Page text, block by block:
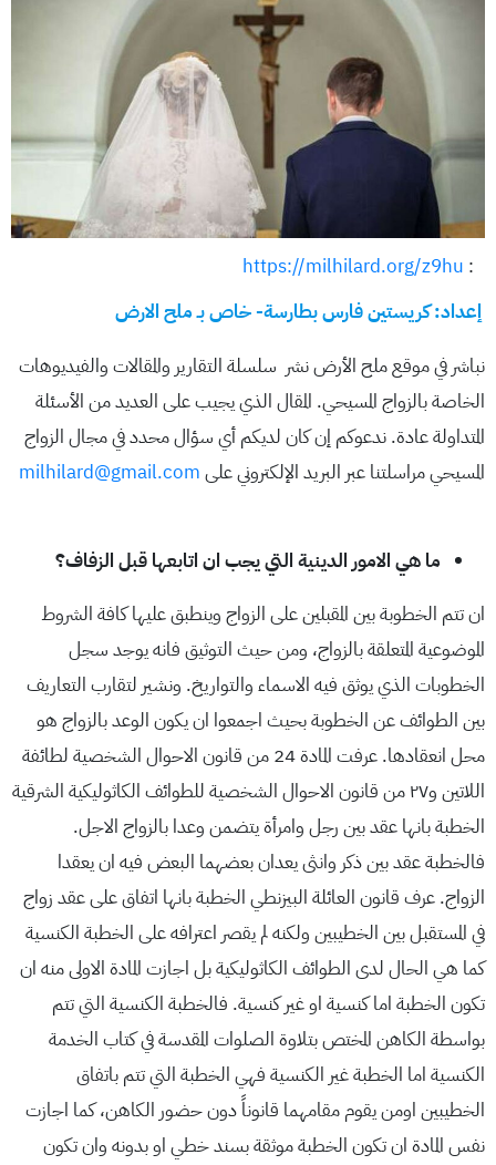
:
https://milhilard.org/z9hu
إعداد: كريستين فارس بطارسة- خاص بـ ملح الارض
نباشر في موقع ملح الأرض نشر سلسلة التقارير والمقالات والفيديوهات
الخاصة بالزواج المسيحي. المقال الذي يجيب على العديد من الأسئلة
المتداولة عادة. ندعوكم إن كان لديكم أي سؤال محدد في مجال الزواج
المسيحي مراسلتنا عبر البريد الإلكتروني على milhilard@gmail.com
ما هي الامور الدينية التي يجب ان اتابعها قبل الزفاف؟
ان تتم الخطوبة بين المقبلين على الزواج وينطبق عليها كافة الشروط
الموضوعية المتعلقة بالزواج، ومن حيث التوثيق فانه يوجد سجل
الخطوبات الذي يوثق فيه الاسماء والتواريخ. ونشير لتقارب التعاريف
بين الطوائف عن الخطوبة بحيث اجمعوا ان يكون الوعد بالزواج هو
محل انعقادها. عرفت المادة 24 من قانون الاحوال الشخصية لطائفة
اللاتين و٢٧ من قانون الاحوال الشخصية للطوائف الكاثوليكية الشرقية
الخطبة بانها عقد بين رجل وامرأة يتضمن وعدا بالزواج الاجل.
فالخطبة عقد بين ذكر وانثى يعدان بعضهما البعض فيه ان يعقدا
الزواج. عرف قانون العائلة البيزنطي الخطبة بانها اتفاق على عقد زواج
في المستقبل بين الخطيبين ولكنه لم يقصر اعترافه على الخطبة الكنسية
كما هي الحال لدى الطوائف الكاثوليكية بل اجازت المادة الاولى منه ان
تكون الخطبة اما كنسية او غير كنسية. فالخطبة الكنسية التي تتم
بواسطة الكاهن المختص بتلاوة الصلوات المقدسة في كتاب الخدمة
الكنسية اما الخطبة غير الكنسية فهي الخطبة التي تتم باتفاق
الخطيبين اومن يقوم مقامهما قانوناً دون حضور الكاهن، كما اجازت
نفس المادة ان تكون الخطبة موثقة بسند خطي او بدونه وان تكون